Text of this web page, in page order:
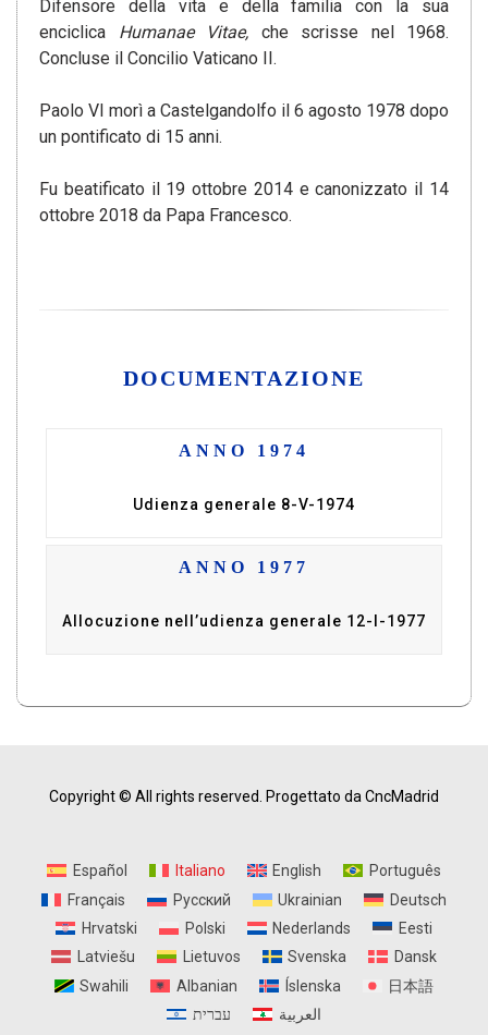
Difensore della vita e della familia con la sua
enciclica Humanae Vitae, che scrisse nel 1968.
Concluse il Concilio Vaticano II.
Paolo VI morì a Castelgandolfo il 6 agosto 1978 dopo
un pontificato di 15 anni.
Fu beatificato il 19 ottobre 2014 e canonizzato il 14
ottobre 2018 da Papa Francesco.
DOCUMENTAZIONE
ANNO 1974
Udienza generale 8-V-1974
ANNO 1977
Allocuzione nell’udienza generale 12-I-1977
Copyright © All rights reserved. Progettato da CncMadrid
Español Italiano English
Português
Français
Русский Ukrainian
Deutsch
Hrvatski
Polski Nederlands
Eesti
Latviešu
Lietuvos Svenska
Dansk
Swahili
Albanian Íslenska
日本語
עברית
العربية